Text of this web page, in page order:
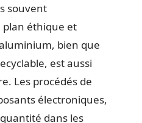
souvent
plan éthique et
bien que
est aussi
Les procédés de
électroniques,
dans les